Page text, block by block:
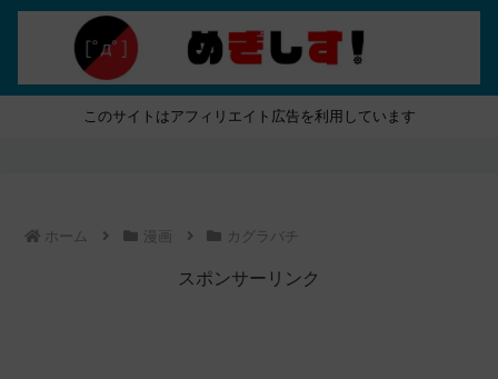
このサイトはアフィリエイト広告を利用しています
ホーム 漫画 カグラバチ
スポンサーリンク